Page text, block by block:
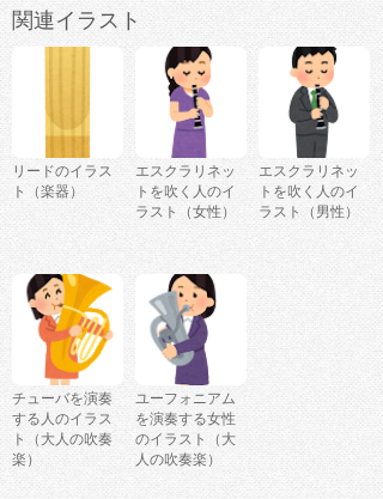
関連イラスト
リードのイラス
ト（楽器）
エスクラリネッ
トを吹く人のイ
ラスト（女性）
エスクラリネッ
トを吹く人のイ
ラスト（男性）
チューバを演奏
する人のイラス
ト（大人の吹奏
楽）
ユーフォニアム
を演奏する女性
のイラスト（大
人の吹奏楽）